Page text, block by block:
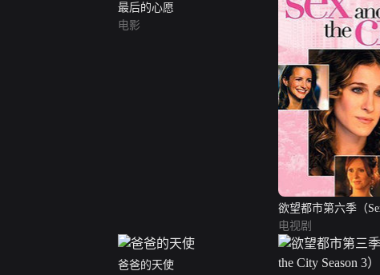
最后的心愿
电影
欲望都市第六季（
City Season 6）
电视剧
爸爸的天使